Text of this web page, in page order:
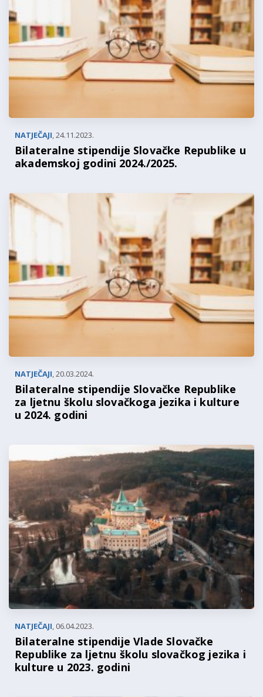
NATJEČAJI 24.11.2023.
Bilateralne stipendije Slovačke Republike u
akademskoj godini 2024./2025.
NATJEČAJI,20.03.2024.
Bilateralne stipendije Slovačke Republike
za ljetnu školu slovačkoga jezika i kulture
u 2024. godini
NATJEČAJI, 06.04.2023.
Bilateralne stipendije Vlade Slovačke
Republike za ljetnu školu slovačkog jezika i
kulture u 2023. godini